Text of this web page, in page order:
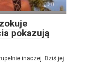
0
pokazują
inaczej. Dziś jej